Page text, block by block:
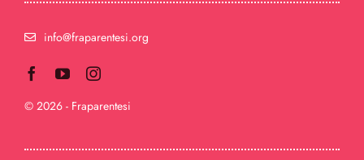
info@fraparentesi.org
© 2026 - Fraparentesi